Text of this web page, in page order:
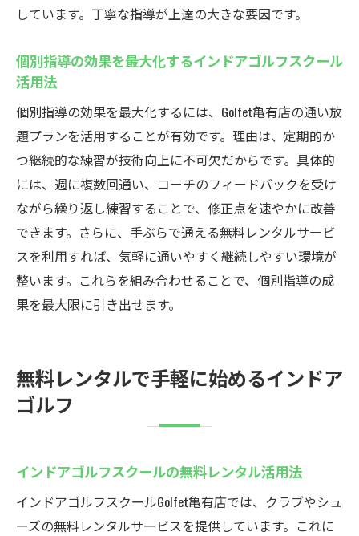
しています。丁寧な指導が上達の大きな要因です。
個別指導の効果を最大化するインドアゴルフスクール
活用法
個別指導の効果を最大化するには、Golfet亀有店の通い放
題プランを活用することが有効です。理由は、定期的か
つ継続的な練習が技術向上に不可欠だからです。具体的
には、週に複数回通い、コーチのフィードバックを受け
ながら繰り返し練習することで、修正点を速やかに改善
できます。さらに、手ぶらで通える無料レンタルサービ
スを利用すれば、気軽に通いやすく継続しやすい環境が
整います。これらを組み合わせることで、個別指導の成
果を最大限に引き出せます。
無料レンタルで手軽に始めるインドア
ゴルフ
インドアゴルフスクールの無料レンタル活用法
インドアゴルフスクールGolfet亀有店では、クラブやシュ
ーズの無料レンタルサービスを提供しています。これに